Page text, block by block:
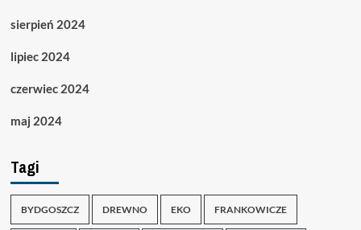
sierpień 2024
lipiec 2024
czerwiec 2024
maj 2024
Tagi
BYDGOSZCZ DREWNO EKO FRANKOWICZE